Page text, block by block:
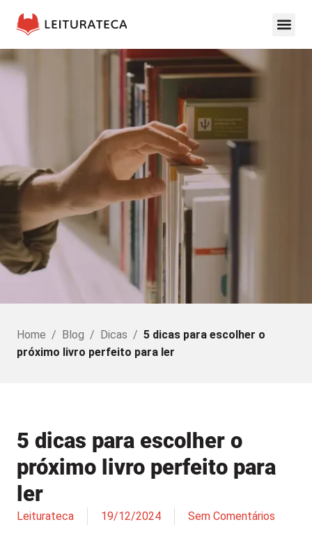
Home / Blog / Dicas / 5 dicas para escolher o
próximo livro perfeito para ler
5 dicas para escolher o
próximo livro perfeito para
ler
Leiturateca 19/12/2024 Sem Comentários